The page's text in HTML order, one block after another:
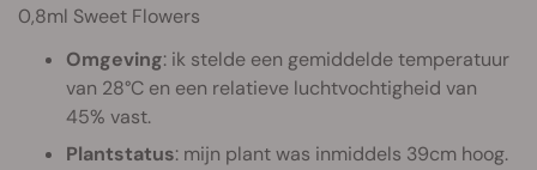
0,8ml Sweet Flowers
Omgeving: ik stelde een gemiddelde temperatuur
van 28°C en een relatieve luchtvochtigheid van
45% vast.
Plantstatus: mijn plant was inmiddels 39cm hoog.